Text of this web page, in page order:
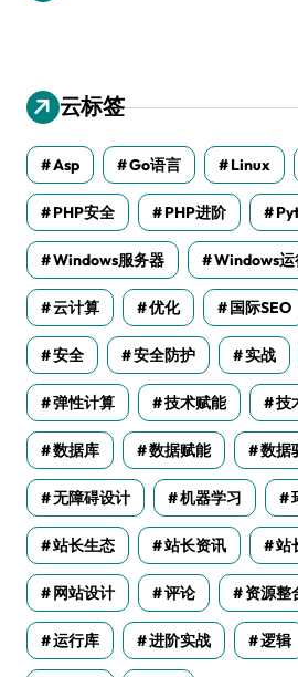
云标签
Asp Go语言 Linux
PHP安全 PHP进阶
Windows服务器 Windows运
云计算 优化 国际SEO
安全 安全防护 实战
弹性计算 技术赋能 技
数据库 数据赋能 数据
无障碍设计 机器学习
站长生态 站长资讯 站
网站设计 评论 资源整
运行库 进阶实战 逻辑